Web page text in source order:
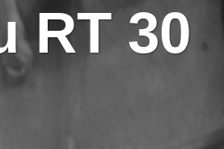
RT 30